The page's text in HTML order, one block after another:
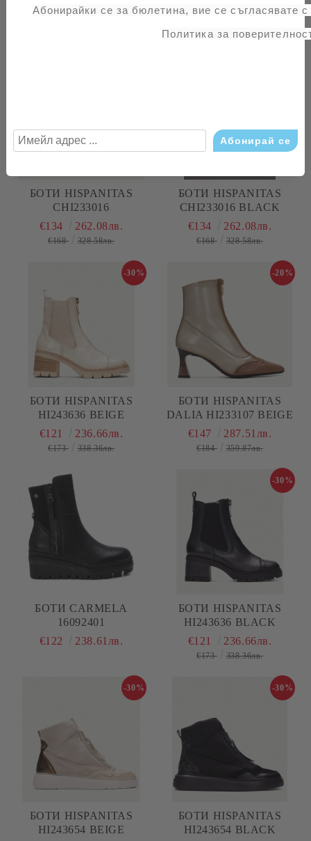
БОТИ HISPANITAS
CHI233016
€134 262.08лв.
€168 328.58лв.
БОТИ HISPANITAS
CHI233016 BLACK
€134 262.08лв.
€168 328.58лв.
БОТИ HISPANITAS
HI243636 BEIGE
-30%
€121 236.66лв.
€173 338.36лв.
БОТИ HISPANITAS
DALIA HI233107 BEIGE
-20%
€147 287.51лв.
€184 359.87лв.
БОТИ CARMELA
16092401
€122
238.61лв.
БОТИ HISPANITAS
HI243636 BLACK
-30%
€121 236.66лв.
€173 338.36лв.
БОТИ HISPANITAS
HI243654 BEIGE
-30%
БОТИ HISPANITAS
HI243654 BLACK
-30%
Абонирайки се за бюлетина, вие се съгласявате
Политика за